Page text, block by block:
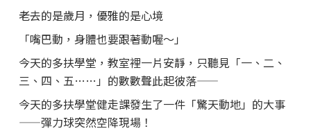
老去的是歲月，優雅的是心境
「嘴巴動，身體也要跟著動喔～」
今天的多扶學堂，教室裡一片安靜，只聽見「一、二、
三、四、五……」的數數聲此起彼落——
今天的多扶學堂健走課發生了一件「驚天動地」的大事
——彈力球突然空降現場！